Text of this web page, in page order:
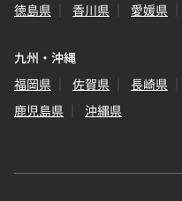
徳島県
香川県 愛媛県
九州・沖縄
福岡県
佐賀県 長崎県
鹿児島県
沖縄県